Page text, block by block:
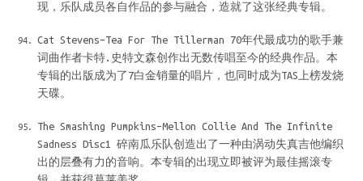
现，乐队成员各自作品的参与融合，造就了这张经典专辑。
Cat Stevens–Tea For The Tillerman 70年代最成功的歌手兼
词曲作者卡特.史特文森创作出无数传唱至今的经典作品。本
专辑的出版成为了7白金销量的唱片，也同时成为TAS上榜发烧
天碟。
The Smashing Pumpkins–Mellon Collie And The Infinite
Sadness Disc1 碎南瓜乐队创造出了一种由涡动失真吉他编织
出的层叠有力的音响。本专辑的出现立即被评为最佳摇滚专